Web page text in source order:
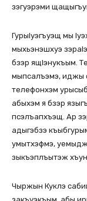
зэгуэрэми
ГурыIуэгъуэщ мы
мыхьэнэшхуэ
бзэр ящIэнукъым.
мыпсалъэмэ, иджы
телефонхэм
абыхэм я бзэр
псэлъапхъэщ. Ар
адыгэбзэ
умытхэфмэ,
зыкъэплъытэж
Чыржын Куклэ